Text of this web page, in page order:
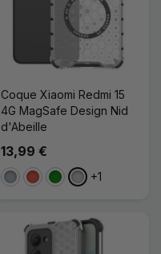
Coque Xiaomi Redmi 15
4G MagSafe Design Nid
d'Abeille
13,99 €
Gris RougeVertTransparent
+1